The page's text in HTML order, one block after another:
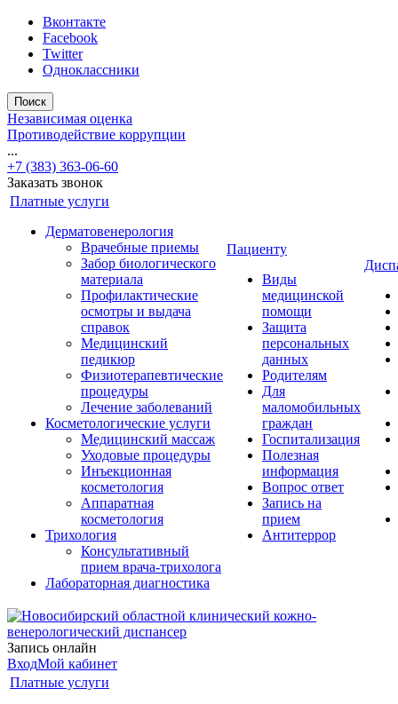
Вконтакте
Facebook
Twitter
Одноклассники
Поиск
Независимая оценка
Противодействие коррупции
...
+7 (383) 363-06-60
Заказать звонок
Платные услуги
Дерматовенерология
Врачебные приемы
Забор биологического
материала
Профилактические
осмотры и выдача
справок
Медицинский
педикюр
Физиотерапевтические
процедуры
Лечение заболеваний
Косметологические услуги
Медицинский массаж
Уходовые процедуры
Инъекционная
косметология
Аппаратная
косметология
Трихология
Консультативный
прием врача-трихолога
Лабораторная диагностика
Пациенту
Виды
медицинской
помощи
Защита
персональных
данных
Родителям
Для
маломобильных
граждан
Госпитализация
Полезная
информация
Вопрос ответ
Запись на
прием
Антитеррор
Запись онлайн
ВходМой кабинет
Платные услуги